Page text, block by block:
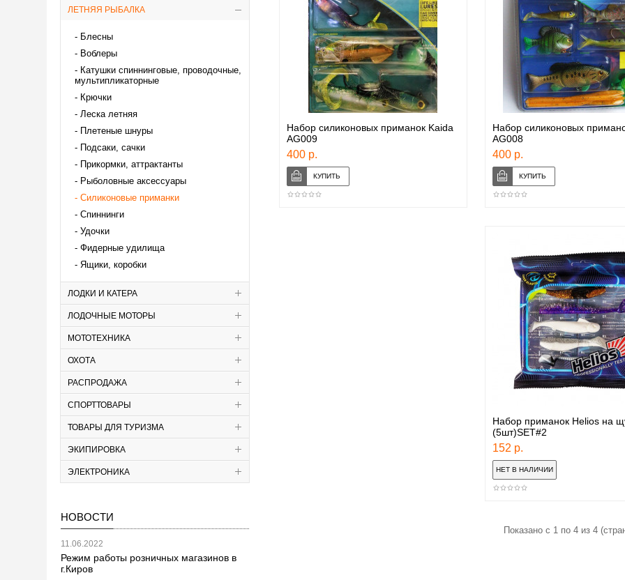
ЛЕТНЯЯ РЫБАЛКА
Блесны
Воблеры
Катушки спиннинговые, проводочные,
мультипликаторные
Крючки
Леска летняя
Плетеные шнуры
Подсаки, сачки
Прикормки, аттрактанты
Рыболовные аксессуары
Силиконовые приманки
Спиннинги
Удочки
Фидерные удилища
Ящики, коробки
ЛОДКИ И КАТЕРА
ЛОДОЧНЫЕ МОТОРЫ
МОТОТЕХНИКА
ОХОТА
РАСПРОДАЖА
СПОРТТОВАРЫ
ТОВАРЫ ДЛЯ ТУРИЗМА
ЭКИПИРОВКА
ЭЛЕКТРОНИКА
НОВОСТИ
11.06.2022
Режим работы розничных магазинов в
г.Киров
Набор силиконовых приманок Kaida
AG009
400 р.
Набор силиконовых
AG008
400 р.
Набор приманок Helios на
(5шт)SET#2
152 р.
Показано с 1 по 4 из 4